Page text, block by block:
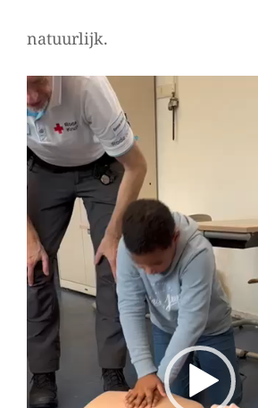
natuurlijk.
Videospeler